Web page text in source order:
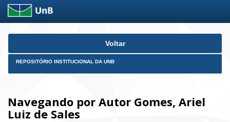
Skip
Voltar
REPOSITÓRIO INSTITUCIONAL DA UNB
Navegando por Autor Gomes, Ariel
Luiz de Sales